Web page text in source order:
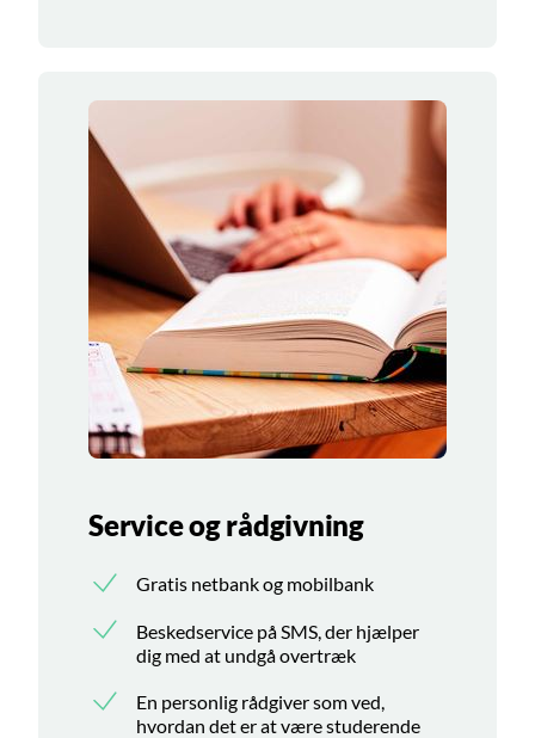
Service og rådgivning
Gratis netbank og mobilbank
Beskedservice på SMS, der hjælper
dig med at undgå overtræk
En personlig rådgiver som ved,
hvordan det er at være studerende